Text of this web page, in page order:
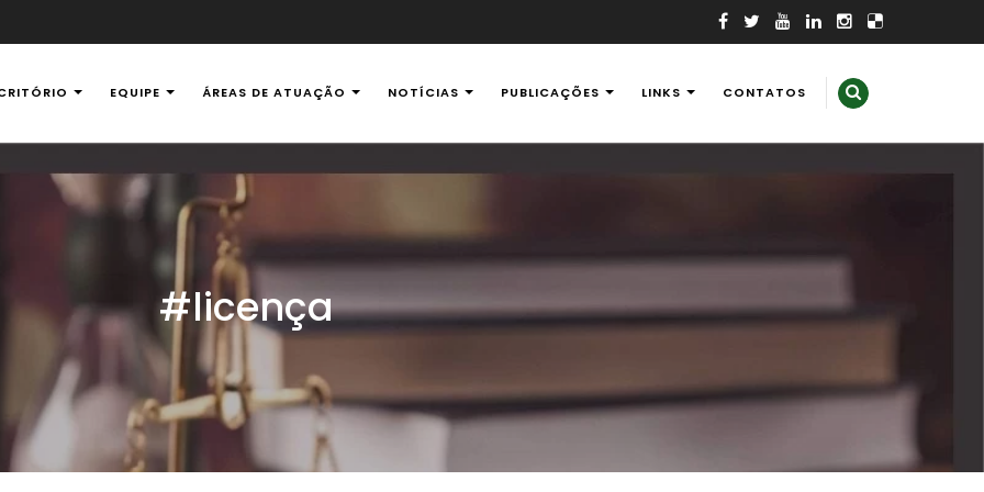
Ambiental
EQUIPE ÁREAS DE ATUAÇÃO NOTÍCIAS PUBLICAÇÕES LINKS CONTATOS
#licença